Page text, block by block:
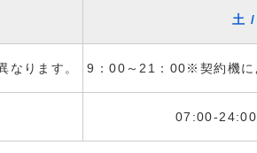
土
ります。 9：00～21：00※契約機に
07:00-